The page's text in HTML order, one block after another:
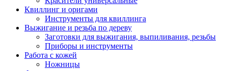
Квиллинг и оригами
Инструменты для квиллинга
Выжигание и резьба по дереву
Заготовки для выжигания, выпиливания, резьбы
Приборы и инструменты
Работа с кожей
Ножницы